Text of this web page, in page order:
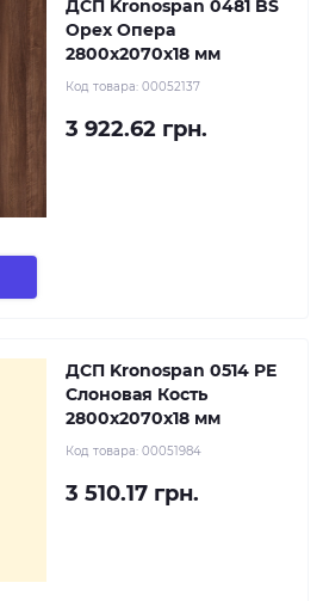
ДСП Kronospan 0481 BS
Орех Опера
2800x2070x18 мм
Код товара: 00052137
3 922.62 грн.
ДСП Kronospan 0514 PE
Слоновая Кость
2800x2070x18 мм
Код товара: 00051984
3 510.17 грн.